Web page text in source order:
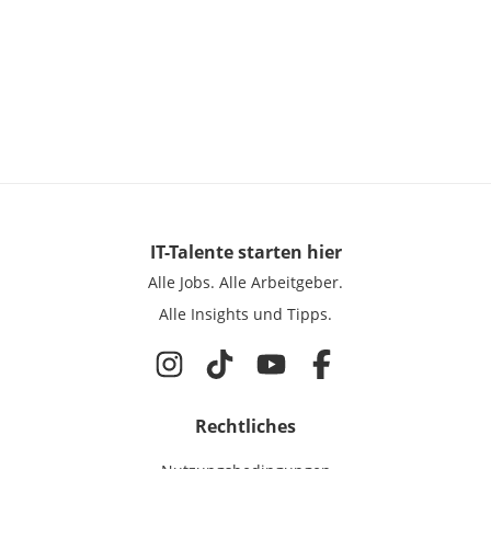
IT-Talentestarten hier
Alle Jobs. Alle Arbeitgeber.
Alle Insights und Tipps.
Rechtliches
Nutzungsbedingungen